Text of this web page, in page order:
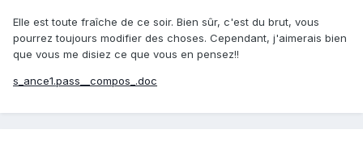
Elle est toute fraîche de ce soir. Bien sûr, c'est du brut, vous
pourrez toujours modifier des choses. Cependant, j'aimerais bien
que vous me disiez ce que vous en pensez!!
s_ance1.pass__compos_.doc